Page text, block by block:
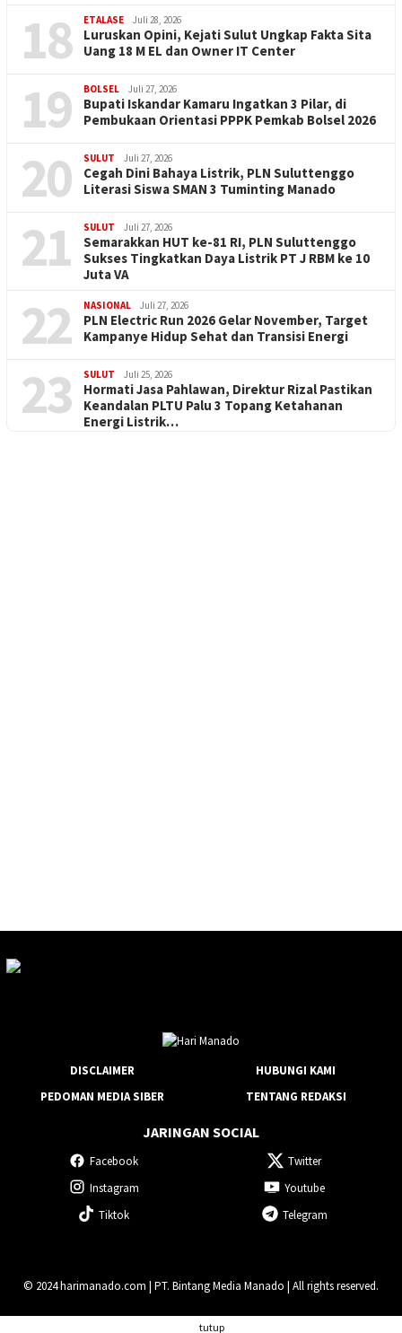
18 ETALASE Juli 28, 2026
Luruskan Opini, Kejati Sulut Ungkap Fakta Sita
Uang 18 M EL dan Owner IT Center
19 BOLSEL Juli 27, 2026
Bupati Iskandar Kamaru Ingatkan 3 Pilar, di
Pembukaan Orientasi PPPK Pemkab Bolsel 2026
20 SULUT Juli 27, 2026
Cegah Dini Bahaya Listrik, PLN Suluttenggo
Literasi Siswa SMAN 3 Tuminting Manado
21 SULUT Juli 27, 2026
Semarakkan HUT ke-81 RI, PLN Suluttenggo
Sukses Tingkatkan Daya Listrik PT J RBM ke 10
Juta VA
22 NASIONAL Juli 27, 2026
PLN Electric Run 2026 Gelar November, Target
Kampanye Hidup Sehat dan Transisi Energi
23 SULUT Juli 25, 2026
Hormati Jasa Pahlawan, Direktur Rizal Pastikan
Keandalan PLTU Palu 3 Topang Ketahanan
Energi Listrik…
DISCLAIMER
HUBUNGI KAMI
PEDOMAN MEDIA SIBER
TENTANG REDAKSI
JARINGAN SOCIAL
Facebook
Twitter
Instagram
Youtube
Tiktok
Telegram
© 2024 harimanado.com | PT. Bintang Media Manado | All rights reserved.
tutup